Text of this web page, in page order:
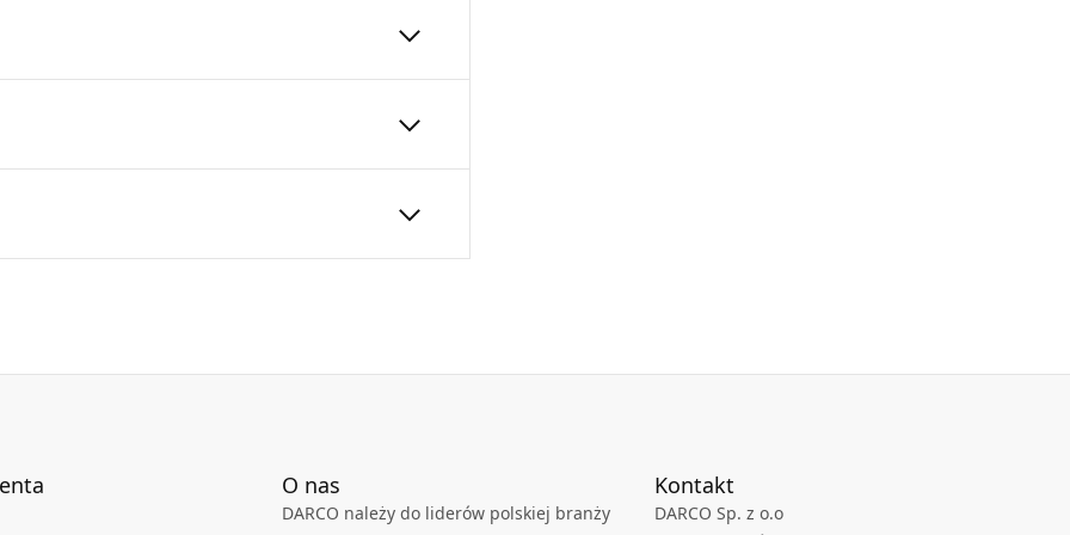
O nas
DARCO należy do liderów polskiej branży
Kontakt
DARCO Sp. z o.o